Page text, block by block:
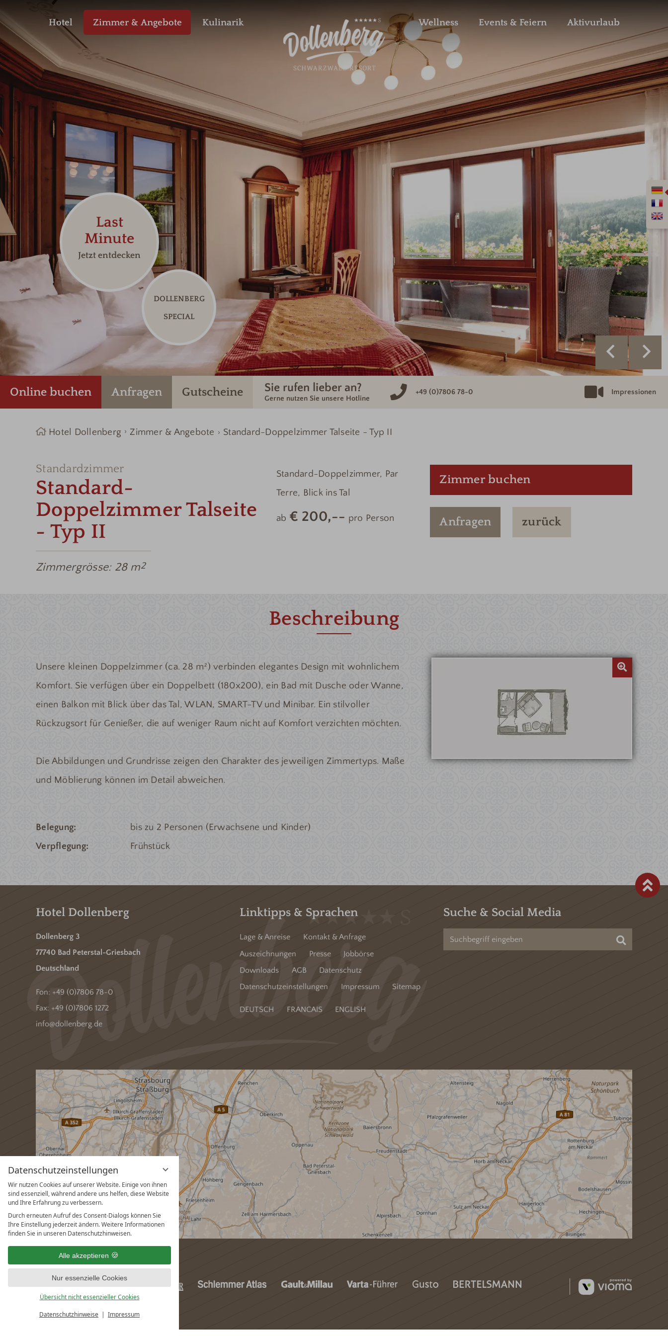
Datenschutzeinstellungen
Wir nutzen Cookies auf unserer Website. Einige von ihnen
sind essenziell, während andere uns helfen, diese Website
und Ihre Erfahrung zu verbessern.
Durch erneuten Aufruf des Consent-Dialogs können Sie
Ihre Einstellung jederzeit ändern. Weitere Informationen
finden Sie in unseren Datenschutzhinweisen.
Alle akzeptieren
Nur essenzielle Cookies
Übersicht nicht essenzieller Cookies
Datenschutzhinweise Impressum
Hotel Zimmer & Angebote Kulinarik Wellness Events & Feiern Aktivurlaub
Online buchen Anfragen Gutscheine Sie rufen lieber an?
Gerne nutzen Sie unsere Hotline
+49 (0)7806 78-0 Impressionen
Last
Minute
Jetzt entdecken
DOLLENBERG
SPECIAL
Hotel Dollenberg Zimmer & Angebote Standard-Doppelzimmer Talseite - Typ II
Standardzimmer
Standard-
Doppelzimmer Talseite
- Typ II
Zimmergrösse: 28 m2
Standard-Doppelzimmer, Par
Terre, Blick ins Tal
ab € 200,-- pro Person
Zimmer buchen
Anfragen zurück
Beschreibung
Unsere kleinen Doppelzimmer (ca. 28 m²) verbinden elegantes Design mit wohnlichem
Komfort. Sie verfügen über ein Doppelbett (180x200), ein Bad mit Dusche oder Wanne,
einen Balkon mit Blick über das Tal, WLAN, SMART-TV und Minibar. Ein stilvoller
Rückzugsort für Genießer, die auf weniger Raum nicht auf Komfort verzichten möchten.
Die Abbildungen und Grundrisse zeigen den Charakter des jeweiligen Zimmertyps. Maße
und Möblierung können im Detail abweichen.
Belegung
bis zu 2 Personen (Erwachsene und Kinder)
Verpflegung
Frühstück
Hotel Dollenberg
Dollenberg 3
77740 Bad Peterstal-Griesbach
Deutschland
Fon: +49 (0)7806 78-0
Fax: +49 (0)7806 1272
info@dollenberg.de
Linktipps & Sprachen
Lage & Anreise
Kontakt & Anfrage
Auszeichnungen
Presse
Jobbörse
Downloads
AGB
Datenschutz
Datenschutzeinstellungen
Impressum Sitemap
DEUTSCH FRANCAIS ENGLISH
Suche & Social Media